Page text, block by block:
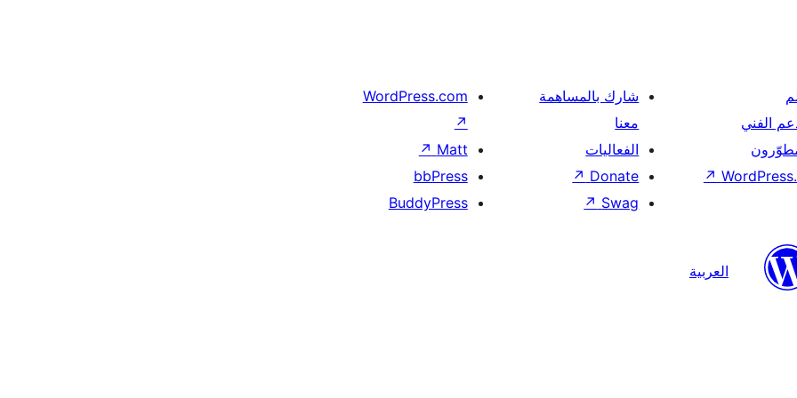
الفني
↗
شارك بالمساهمة
معنا
الفعاليات
Donate
↗
Swag
↗
WordPress.com
↗
Matt
↗
bbPress
BuddyPress
العربية